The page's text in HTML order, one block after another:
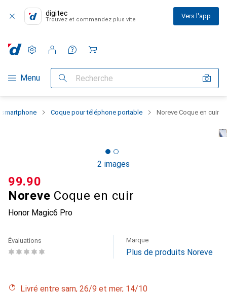
digitec
Trouvez et commandez plus vite Vers l'app
Navigation par catégorie
Menu Recherche
Paramètres
Compte client
Listes de comparaison
Listes d'envies
Panier
Coque pour téléphone portable Noreve Coque en cuir
2 images
Noreve Coque en cuir
Honor Magic6 Pro
CHF
99.90
Évaluations Marque
Plus de produits Noreve
Livré entre sam, 26/9 et mer, 14/10